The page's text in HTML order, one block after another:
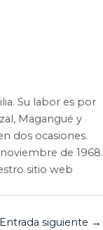
Su labor es por
Magangué y
dos ocasiones.
de 1968.
sitio web
Entrada siguiente →